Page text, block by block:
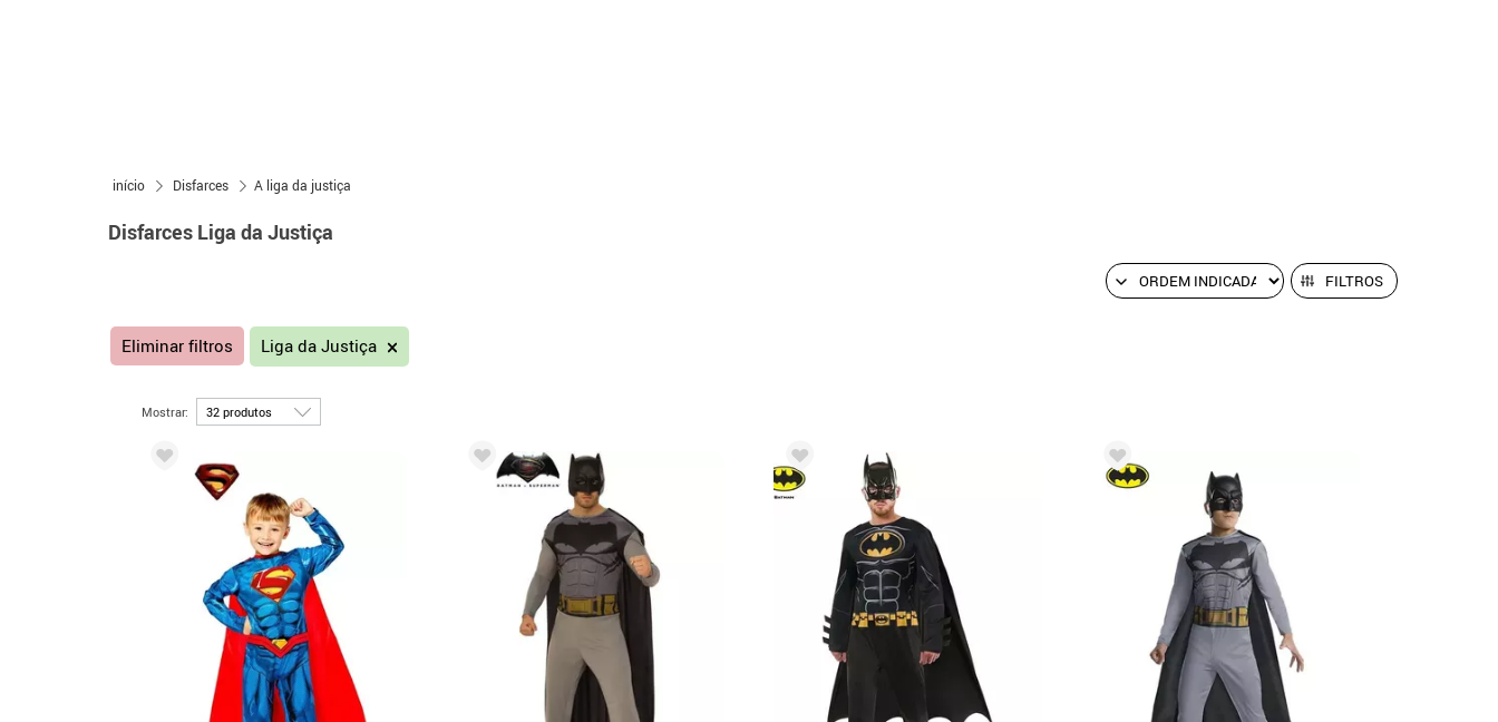
início Disfarces A liga da justiça
Disfarces Liga da Justiça
FILTROS
Eliminar filtros Liga da Justiça
Mostrar: